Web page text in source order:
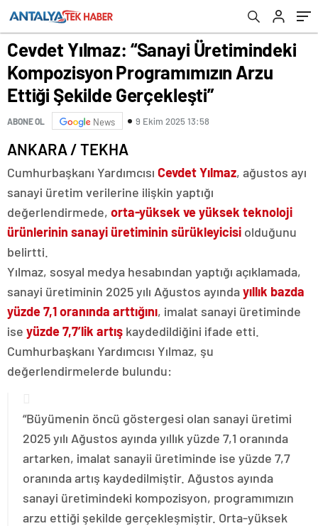
Cevdet Yılmaz: “Sanayi Üretimindeki
Kompozisyon Programımızın Arzu
Ettiği Şekilde Gerçekleşti”
ABONE OL News 9 Ekim 2025 13:58
ANKARA / TEKHA
Cumhurbaşkanı Yardımcısı Cevdet Yılmaz, ağustos ayı
sanayi üretim verilerine ilişkin yaptığı
değerlendirmede, orta-yüksek ve yüksek teknoloji
ürünlerinin sanayi üretiminin sürükleyicisi olduğunu
belirtti.
Yılmaz, sosyal medya hesabından yaptığı açıklamada,
sanayi üretiminin 2025 yılı Ağustos ayındayıllık bazda
yüzde 7,1 oranında arttığını, imalat sanayi üretiminde
ise yüzde 7,7’lik artış kaydedildiğini ifade etti.
Cumhurbaşkanı Yardımcısı Yılmaz, şu
değerlendirmelerde bulundu:
“Büyümenin öncü göstergesi olan sanayi üretimi
2025 yılı Ağustos ayında yıllık yüzde 7,1 oranında
artarken, imalat sanayii üretiminde ise yüzde 7,7
oranında artış kaydedilmiştir. Ağustos ayında
sanayi üretimindeki kompozisyon, programımızın
arzu ettiği şekilde gerçekleşmiştir. Orta-yüksek